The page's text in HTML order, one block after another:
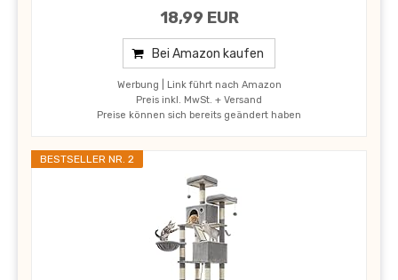
18,99 EUR
Bei Amazon kaufen
Werbung | Link führt nach Amazon
Preis inkl. MwSt. + Versand
Preise können sich bereits geändert haben
BESTSELLER NR. 2